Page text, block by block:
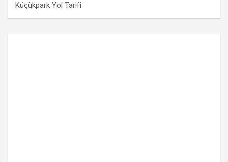
Küçükpark Yol Tarifi